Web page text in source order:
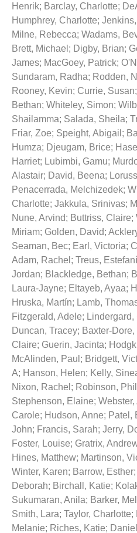
Henrik; Barclay, Charlotte;
Humphrey, Charlotte;
Milne, Rebecca; Wadams,
Brett, Michael ; Digby, Brian;
James; MacGoey, Patrick;
Sundaram, Radha; Rodden,
Rooney, Kevin; Currie, Susan;
Bethan; Whiteley, Simon;
Shailamma; Salada, Sheila;
Friar, Zoe; Speight, Abigail ;
Humza; Djeugam, Brice;
Harriet; Lubimbi, Gamu;
Alastair; David, Beena;
Penacerrada, Melchizedek;
Charlotte; Jakkula, Srinivas;
Nune, Arvind; Buttriss, Claire;
Miriam; Golden, David;
Seaman, Bec; Earl, Victoria;
Adam, Rachel ; Treus,
Jordan; Blackledge, Bethan;
Laura-Jayne; Eltayeb, Ayaa;
Hruska, Martín; Lamb,
Fitzgerald, Adele;
Duncan, Tracey; Baxter-
Claire; Guerin, Jacinta;
McAlinden, Paul ; Bridgett,
A; Hanson, Helen; Kelly,
Nixon, Rachel ; Robinson,
Stephenson, Elaine; Webster,
Carole; Hudson, Anne; Patel,
John; Francis, Sarah; Jerry,
Foster, Louise; Gratrix,
Hines, Matthew; Martinson,
Winter, Karen; Barrow, Esther;
Deborah; Birchall, Katie;
Sukumaran, Anila; Barker,
Smith, Lara; Taylor, Charlotte;
Melanie; Riches, Katie;